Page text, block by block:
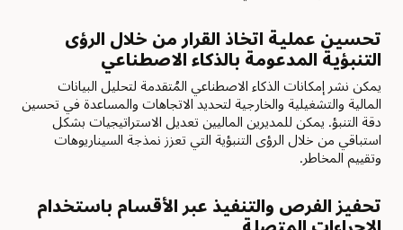
تحسين عملية اتخاذ القرار من خلال الرؤى
التنبؤية المدعومة بالذكاء الاصطناعي
يمكن نشر إمكانات الذكاء الاصطناعي المُتقدمة لتحليل البيانات
المالية والتشغيلية والخارجية لتحديد الاتجاهات والمساعدة في تحسين
دقة التنبؤ. يمكن للمديرين الماليين تعديل الاستراتيجيات بشكل
استباقي من خلال الرؤى التنبؤية التي تعزز نمذجة السيناريوهات
وتقييم المخاطر.
تحفيز الفرص والتنفيذ عبر الأقسام باستخدام